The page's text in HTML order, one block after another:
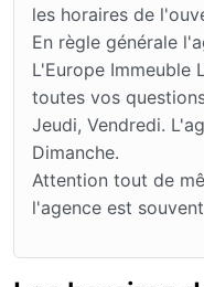
les horaires de
En règle générale
L'Europe Immeuble
toutes vos
Jeudi, Vendredi.
Dimanche.
Attention tout de
l'agence est